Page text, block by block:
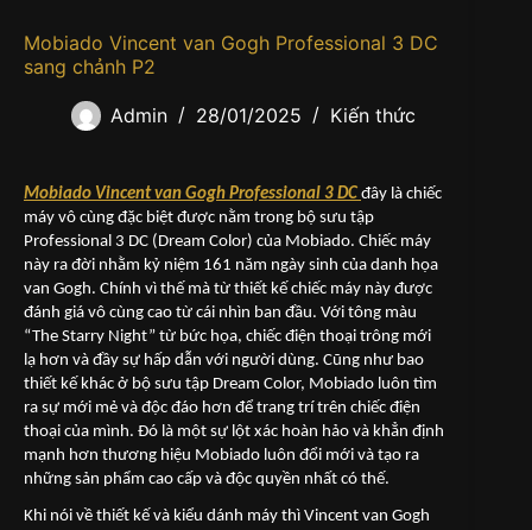
Mobiado Vincent van Gogh Professional 3 DC
sang chảnh P2
Admin 28/01/2025 Kiến thức
Mobiado Vincent van Gogh Professional 3 DC đây là chiếc
máy vô cùng đặc biệt được nằm trong bộ sưu tập
Professional 3 DC (Dream Color) của Mobiado. Chiếc máy
này ra đời nhằm kỷ niệm 161 năm ngày sinh của danh họa
van Gogh. Chính vì thế mà từ thiết kế chiếc máy này được
đánh giá vô cùng cao từ cái nhìn ban đầu. Với tông màu
“The Starry Night” từ bức họa, chiếc điện thoại trông mới
lạ hơn và đầy sự hấp dẫn với người dùng. Cũng như bao
thiết kế khác ở bộ sưu tập Dream Color, Mobiado luôn tìm
ra sự mới mẻ và độc đáo hơn để trang trí trên chiếc điện
thoại của mình. Đó là một sự lột xác hoàn hảo và khẳn định
mạnh hơn thương hiệu Mobiado luôn đổi mới và tạo ra
những sản phẩm cao cấp và độc quyền nhất có thế.
Khi nói về thiết kế và kiểu dánh máy thì Vincent van Gogh